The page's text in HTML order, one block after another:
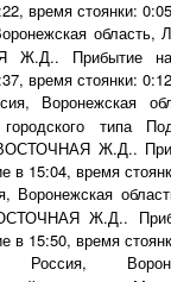
время стоянки:
область,
Ж.Д.. Прибытие
время стоянки:
Воронежская
типа
Ж.Д..
в 15:04, время
Воронежская
Ж.Д..
в 15:50, время
Россия,